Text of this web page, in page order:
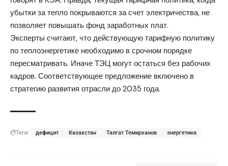
убытки за тепло покрываются за счет электричества, не
позволяет повышать фонд заработных плат.
Эксперты считают, что действующую тарифную политику
по теплоэнергетике необходимо в срочном порядке
пересматривать. Иначе ТЭЦ могут остаться без рабочих
кадров. Соответствующее предложение включено в
стратегию развития отрасли до 2035 года.
Теги: дефицит Казахстан Талгат Темирханов энергетика